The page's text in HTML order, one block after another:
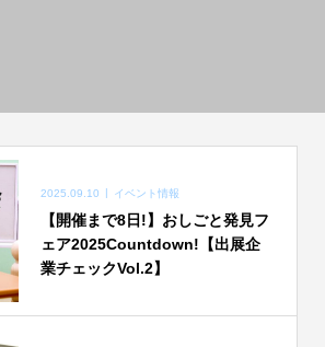
2025.09.10 イベント情報
【開催まで8日!】おしごと発見フ
ェア2025Countdown!【出展企
業チェックVol.2】